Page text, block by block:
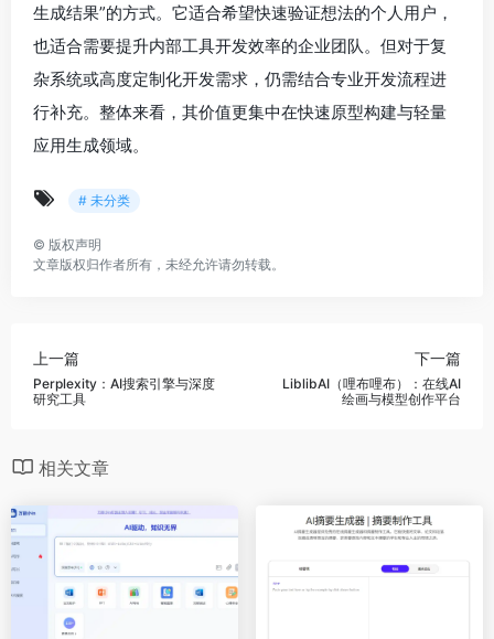
生成结果”的方式。它适合希望快速验证想法的个人用户，
也适合需要提升内部工具开发效率的企业团队。但对于复
杂系统或高度定制化开发需求，仍需结合专业开发流程进
行补充。整体来看，其价值更集中在快速原型构建与轻量
应用生成领域。
# 未分类
© 版权声明
文章版权归作者所有，未经允许请勿转载。
上一篇
Perplexity：AI搜索引擎与深度
研究工具
下一篇
LiblibAI（哩布哩布）：在线AI
绘画与模型创作平台
相关文章